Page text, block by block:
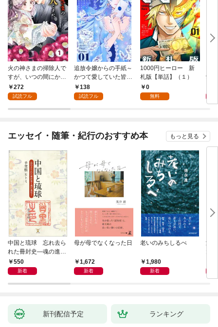
火の神さまの掃除人で
すが、いつの間にか花
嫁として溺愛されてい
ます【単話】（１）
272
試読フル
追放令嬢からの手紙～
かつて愛していた皆さ
まへ 私のことなどお忘
れですか？～【単話】
138
試読フル
1000円ヒーロー 新
札版【単話】（１）
0
無料
9.5
エッセイ・随筆・紀行のおすすめ本 もっと見る
中国と琉球 忘れ去ら
れた冊封史―魂の進化
―550
新着
母が母でなくなった日
1,672
新着
老いのみちしるべ
1,980
新着
激
新刊配信予定 ランキング